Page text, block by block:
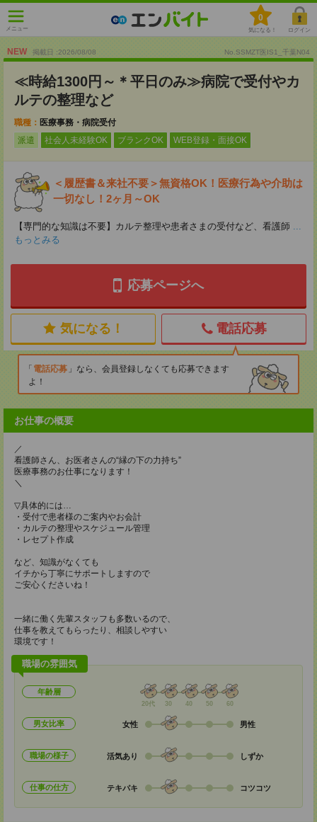
メニュー
0
気になる！ ログイン
NEW 掲載日 :2026/08/08 No.SSMZT医IS1_千葉N04
≪時給1300円～＊平日のみ≫病院で受付やカ
ルテの整理など
職種： 医療事務・病院受付
派遣
社会人未経験OK ブランクOK WEB登録・面接OK
＜履歴書＆来社不要＞無資格OK！医療行為や介助は
一切なし！2ヶ月～OK
【専門的な知識は不要】カルテ整理や患者さまの受付など、看護師 ...
もっとみる
応募ページへ
気になる！ 電話応募
電話応募
なら、会員登録しなくても応募できます
よ！
お仕事の概要
／
看護師さん、お医者さんの“縁の下の力持ち”
医療事務のお仕事になります！
＼
▽具体的には…
・受付で患者様のご案内やお会計
・カルテの整理やスケジュール管理
・レセプト作成
など、知識がなくても
イチから丁寧にサポートしますので
ご安心くださいね！
一緒に働く先輩スタッフも多数いるので、
仕事を教えてもらったり、相談しやすい
環境です！
職場の雰囲気
年齢層
20代 30 40 50 60
男女比率 女性 男性
職場の様子 活気あり しずか
仕事の仕方 テキパキ コツコツ